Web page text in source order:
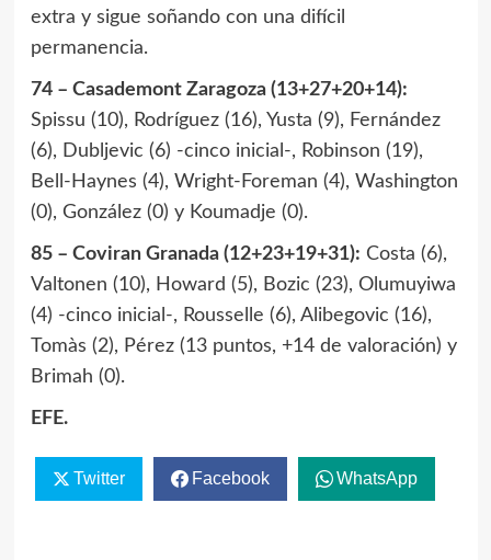
extra y sigue soñando con una difícil
permanencia.
74 – Casademont Zaragoza (13+27+20+14):
Spissu (10), Rodríguez (16), Yusta (9), Fernández
(6), Dubljevic (6) -cinco inicial-, Robinson (19),
Bell-Haynes (4), Wright-Foreman (4), Washington
(0), González (0) y Koumadje (0).
85 – Coviran Granada (12+23+19+31): Costa (6),
Valtonen (10), Howard (5), Bozic (23), Olumuyiwa
(4) -cinco inicial-, Rousselle (6), Alibegovic (16),
Tomàs (2), Pérez (13 puntos, +14 de valoración) y
Brimah (0).
EFE.
Twitter Facebook WhatsApp